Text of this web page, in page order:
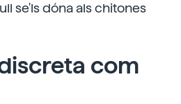
se'ls dóna als chitones
com